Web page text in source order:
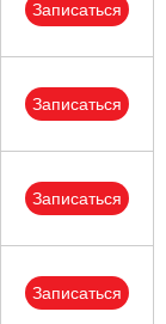
Записаться
Записаться
Записаться
Записаться